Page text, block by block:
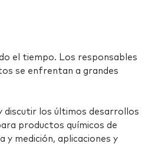
el tiempo. Los responsables
se enfrentan a grandes
discutir los últimos desarrollos
productos químicos de
y medición, aplicaciones y